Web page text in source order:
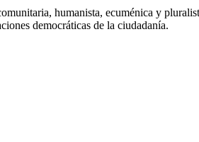
humanista, ecuménica y
democráticas de la ciudadanía.